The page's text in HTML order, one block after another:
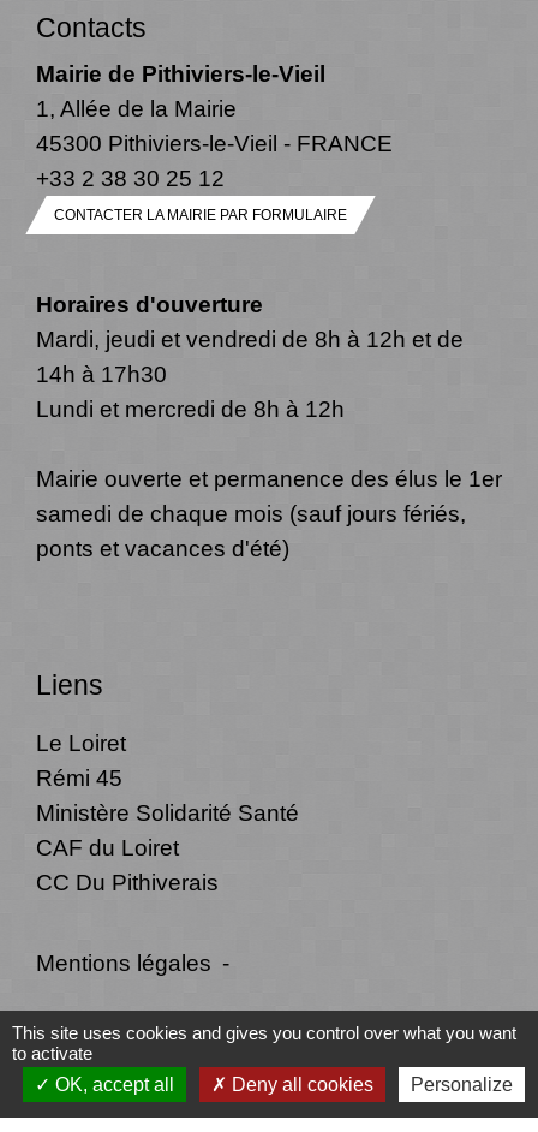
Contacts
Mairie de Pithiviers-le-Vieil
1, Allée de la Mairie
45300 Pithiviers-le-Vieil - FRANCE
+33 2 38 30 25 12
CONTACTER LA MAIRIE PAR FORMULAIRE
Horaires d'ouverture
Mardi, jeudi et vendredi de 8h à 12h et de
14h à 17h30
Lundi et mercredi de 8h à 12h
Mairie ouverte et permanence des élus le 1er
samedi de chaque mois (sauf jours fériés,
ponts et vacances d'été)
Liens
Le Loiret
Rémi 45
Ministère Solidarité Santé
CAF du Loiret
CC Du Pithiverais
Mentions légales -
Politique de confidentialité - Accessibilité -
Plan du site - Gestion des cookies
This site uses cookies and gives you control over what you want
to activate
OK, accept all
Deny all cookies Personalize